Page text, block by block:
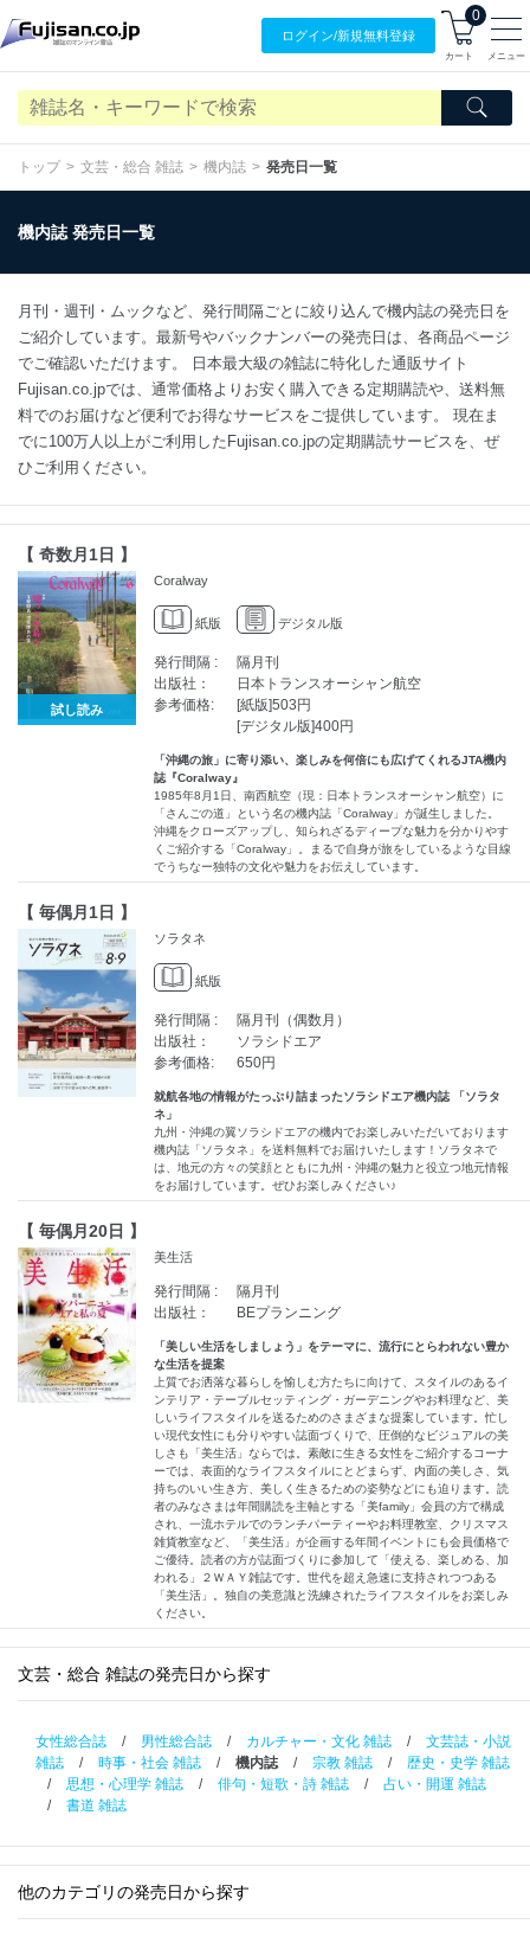
ログイン/新規無料登録
0
カート メニュー
トップ 文芸・総合 雑誌 機内誌 発売日一覧
機内誌 発売日一覧
月刊・週刊・ムックなど、発行間隔ごとに絞り込んで機内誌の発売日を
ご紹介しています。最新号やバックナンバーの発売日は、各商品ページ
でご確認いただけます。 日本最大級の雑誌に特化した通販サイト
Fujisan.co.jpでは、通常価格よりお安く購入できる定期購読や、送料無
料でのお届けなど便利でお得なサービスをご提供しています。 現在ま
でに100万人以上がご利用したFujisan.co.jpの定期購読サービスを、ぜ
ひご利用ください。
【 奇数月1日 】
試し読み
Coralway
紙版 デジタル版
発行間隔 :
隔月刊
出版社：
日本トランスオーシャン航空
参考価格:
[紙版]503円
[デジタル版]400円
「沖縄の旅」に寄り添い、楽しみを何倍にも広げてくれるJTA機内
誌『Coralway』
1985年8月1日、南西航空（現：日本トランスオーシャン航空）に
「さんごの道」という名の機内誌「Coralway」が誕生しました。
沖縄をクローズアップし、知られざるディープな魅力を分かりやす
くご紹介する「Coralway」。まるで自身が旅をしているような目線
でうちなー独特の文化や魅力をお伝えしています。
【 毎偶月1日 】
ソラタネ
紙版
発行間隔 :
隔月刊（偶数月）
出版社：
ソラシドエア
参考価格:
650円
就航各地の情報がたっぷり詰まったソラシドエア機内誌 「ソラタ
ネ」
九州・沖縄の翼ソラシドエアの機内でお楽しみいただいております
機内誌「ソラタネ」を送料無料でお届けいたします！ソラタネで
は、地元の方々の笑顔とともに九州・沖縄の魅力と役立つ地元情報
をお届けしています。ぜひお楽しみください♪
【 毎偶月20日 】
美生活
発行間隔 :
隔月刊
出版社：
BEプランニング
「美しい生活をしましょう」をテーマに、流行にとらわれない豊か
な生活を提案
上質でお洒落な暮らしを愉しむ方たちに向けて、スタイルのあるイ
ンテリア・テーブルセッティング・ガーデニングやお料理など、美
しいライフスタイルを送るためのさまざまな提案しています。忙し
い現代女性にも分りやすい誌面づくりで、圧倒的なビジュアルの美
しさも「美生活」ならでは。素敵に生きる女性をご紹介するコーナ
ーでは、表面的なライフスタイルにとどまらず、内面の美しさ、気
持ちのいい生き方、美しく生きるための姿勢などにも迫ります。読
者のみなさまは年間購読を主軸とする「美family」会員の方で構成
され、一流ホテルでのランチパーティーやお料理教室、クリスマス
雑貨教室など、「美生活」が企画する年間イベントにも会員価格で
ご優待。読者の方が誌面づくりに参加して「使える、楽しめる、加
われる」２ＷＡＹ雑誌です。世代を超え急速に支持されつつある
「美生活」。独自の美意識と洗練されたライフスタイルをお楽しみ
ください。
文芸・総合 雑誌の発売日から探す
女性総合誌 / 男性総合誌 / カルチャー・文化 雑誌 /
文芸誌・小説
雑誌
/ 時事・社会 雑誌 / 機内誌 / 宗教 雑誌 /
歴史・史学 雑誌
/
思想・心理学 雑誌 / 俳句・短歌・詩 雑誌 /
占い・開運 雑誌
/
書道 雑誌
他のカテゴリの発売日から探す